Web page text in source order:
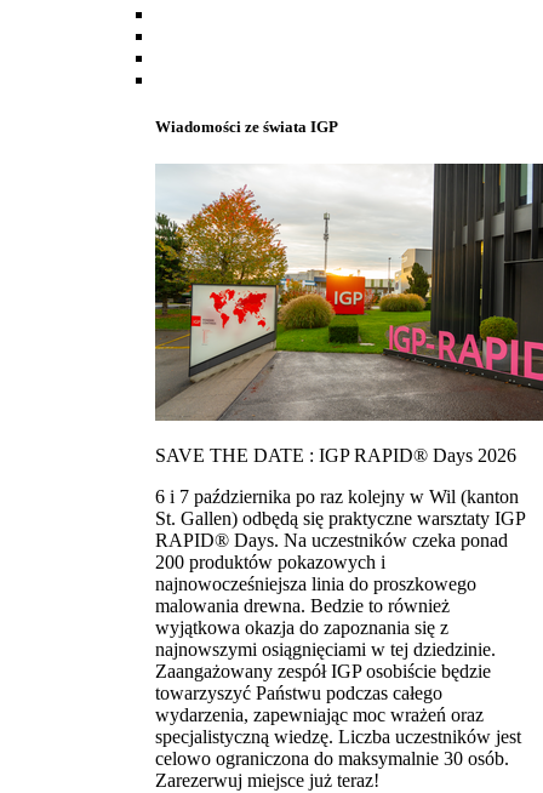
Wiadomości ze świata IGP
SAVE THE DATE : IGP RAPID® Days 2026
6 i 7 października po raz kolejny w Wil (kanton
St. Gallen) odbędą się praktyczne warsztaty IGP
RAPID® Days. Na uczestników czeka ponad
200 produktów pokazowych i
najnowocześniejsza linia do proszkowego
malowania drewna. Bedzie to również
wyjątkowa okazja do zapoznania się z
najnowszymi osiągnięciami w tej dziedzinie.
Zaangażowany zespół IGP osobiście będzie
towarzyszyć Państwu podczas całego
wydarzenia, zapewniając moc wrażeń oraz
specjalistyczną wiedzę. Liczba uczestników jest
celowo ograniczona do maksymalnie 30 osób.
Zarezerwuj miejsce już teraz!